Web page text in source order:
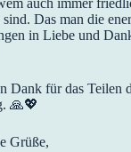
auch immer
sind. Das man die
in Liebe und
Dank für das Teilen
🙏💖
Grüße,